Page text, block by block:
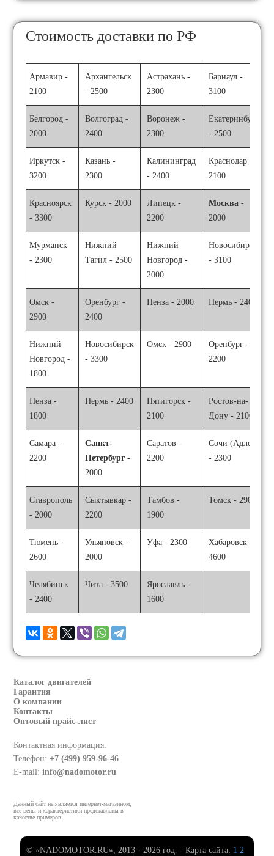
Стоимость доставки по РФ
Армавир -
2100
Архангельск
- 2500
Астрахань -
2300
Барнаул -
3100
Белгород -
2000
Волгоград -
2400
Воронеж -
2300
Екатеринбург
- 2500
Иркутск -
3200
Казань -
2300
Калининград
- 2400
Краснодар -
2100
Красноярск
- 3300
Курск - 2000
Липецк -
2200
Москва -
2000
Мурманск
- 2300
Нижний
Тагил - 2500
Нижний
Новгород -
2000
Новосибирск
- 3100
Омск -
2900
Оренбург -
2400
Пенза - 2000 Пермь - 2400
Нижний
Новгород -
1800
Новосибирск
- 3300
Омск - 2900
Оренбург -
2200
Пенза -
1800
Пермь - 2400
Пятигорск -
2100
Ростов-на-
Дону - 2100
Самара -
2200
Санкт-
Петербург -
2000
Саратов -
2200
Сочи (Адлер)
- 2300
Ставрополь
- 2000
Сыктывкар -
2200
Тамбов -
1900
Томск - 2900
Тюмень -
2600
Ульяновск -
2000
Уфа - 2300
Хабаровск -
4600
Челябинск
- 2400
Чита - 3500
Ярославль -
1600
Каталог двигателей
Гарантия
О компании
Контакты
Оптовый прайс-лист
Контактная информация:
Телефон:+7 (499) 959-96-46
E-mail:info@nadomotor.ru
Данный сайт не является интернет-магазином,
все цены и характеристики представлены в
качестве примеров.
© «NADOMOTOR.RU», 2013 - 2026 год. - Карта сайта: 1 2